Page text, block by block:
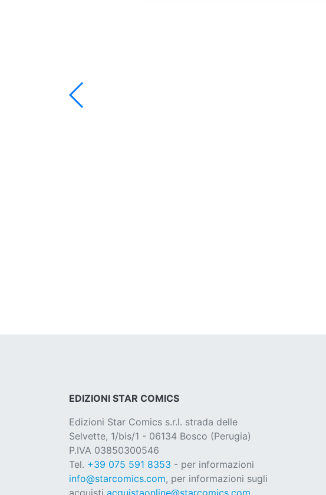
EDIZIONI STAR COMICS
Edizioni Star Comics s.r.l. strada delle
Selvette, 1/bis/1 - 06134 Bosco (Perugia)
P.IVA 03850300546
Tel. +39 075 591 8353 - per informazioni
info@starcomics.com, per informazioni sugli